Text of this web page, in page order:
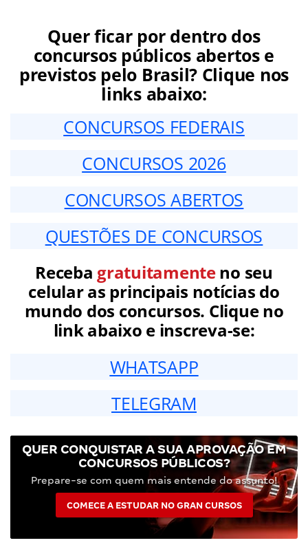
Quer ficar por dentro dos
concursos públicos abertos e
previstos pelo Brasil? Clique nos
links abaixo:
CONCURSOS FEDERAIS
CONCURSOS 2026
CONCURSOS ABERTOS
QUESTÕES DE CONCURSOS
Receba gratuitamenteno seu
celular as principais notícias do
mundo dos concursos. Clique no
link abaixo e inscreva-se:
WHATSAPP
TELEGRAM
QUER CONQUISTAR A SUA APROVAÇÃO EM
CONCURSOS PÚBLICOS?
Prepare-se com quem mais entende do assunto!
COMECE A ESTUDAR NO GRAN CURSOS